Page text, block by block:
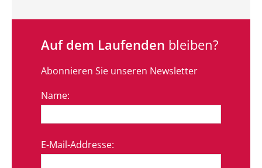
Auf dem Laufenden bleiben?
Abonnieren Sie unseren Newsletter
Name:
E-Mail-Addresse: